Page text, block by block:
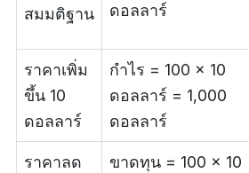
สมมติฐาน
ดอลลาร์
ราคาเพิ่ม
ขึ้น 10
ดอลลาร์
กำไร = 100 × 10
ดอลลาร์ = 1,000
ดอลลาร์
ราคาลด
ขาดทุน = 100 × 10